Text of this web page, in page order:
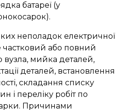
батареї (у
неполадок електричної
частковий або повний
вузла, мийка деталей,
деталей, встановлення
складання списку
і переліку робіт по
Причинами